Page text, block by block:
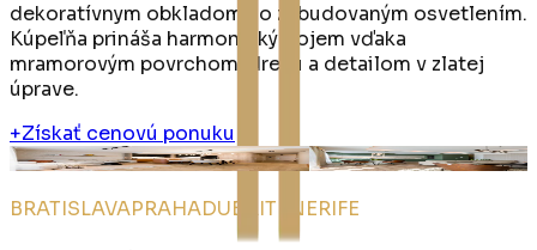
dekoratívnym obkladom so zabudovaným osvetlením.
Kúpeľňa prináša harmonický dojem vďaka
mramorovým povrchom, drevu a detailom v zlatej
úprave.
+Získať cenovú ponuku
Vydrican°10 Neston°11
BRATISLAVAPRAHADUBAITENERIFE